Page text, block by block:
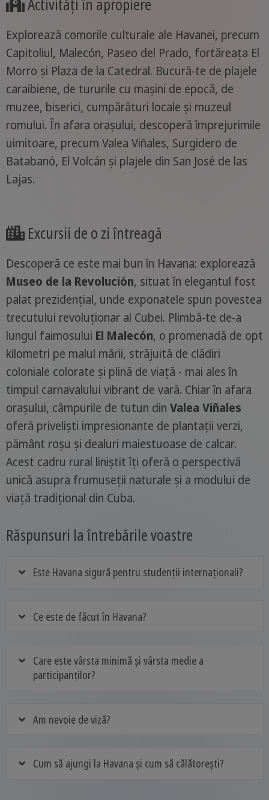
Activități în apropiere
Explorează comorile culturale ale Havanei, precum
Capitoliul, Malecón, Paseo del Prado, fortăreața El
Morro și Plaza de la Catedral. Bucură-te de plajele
caraibiene, de tururile cu mașini de epocă, de
muzee, biserici, cumpărături locale și muzeul
romului. În afara orașului, descoperă împrejurimile
uimitoare, precum Valea Viñales, Surgidero de
Batabanó, El Volcán și plajele din San José de las
Lajas.
Excursii de o zi întreagă
Descoperă ce este mai bun în Havana: explorează
Museo de la Revolución, situat în elegantul fost
palat prezidențial, unde exponatele spun povestea
trecutului revoluționar al Cubei. Plimbă-te de-a
lungul faimosului El Malecón, o promenadă de opt
kilometri pe malul mării, străjuită de clădiri
coloniale colorate și plină de viață - mai ales în
timpul carnavalului vibrant de vară. Chiar în afara
orașului, câmpurile de tutun din Valea Viñales
oferă priveliști impresionante de plantații verzi,
pământ roșu și dealuri maiestuoase de calcar.
Acest cadru rural liniștit îți oferă o perspectivă
unică asupra frumuseții naturale și a modului de
viață tradițional din Cuba.
Răspunsuri la întrebările voastre
Este Havana sigură pentru studenții internaționali?
Ce este de făcut în Havana?
Care este vârsta minimă și vârsta medie a
participanților?
Am nevoie de viză?
Cum să ajungi la Havana și cum să călătorești?